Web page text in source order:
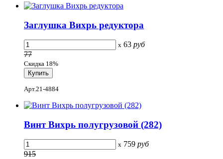
Заглушка Вихрь редуктора
x 63 руб
77
Скидка 18%
Арт.21-4884
Винт Вихрь полугрузовой (282)
x 759 руб
915